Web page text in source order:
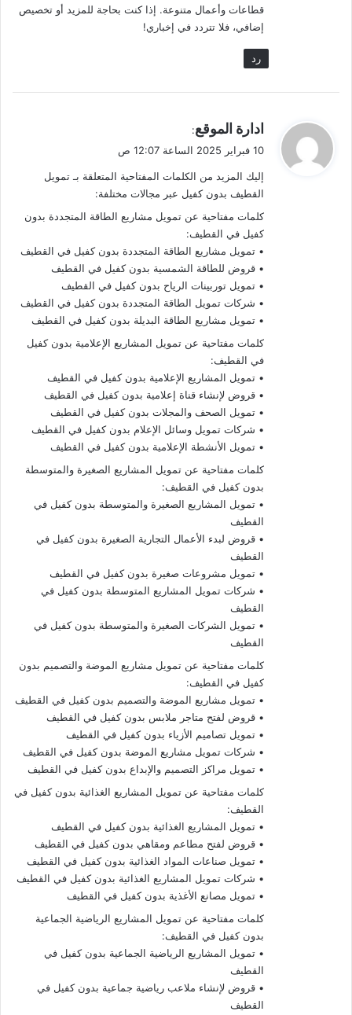
قطاعات وأعمال متنوعة. إذا كنت بحاجة للمزيد أو تخصيص
إضافي، فلا تتردد في إخباري!
رد
ي
ق
ل
ادارة الموقع:
10 فبراير 2025 الساعة 12:07 ص
إليك المزيد من الكلمات المفتاحية المتعلقة بـ تمويل
القطيف بدون كفيل عبر مجالات مختلفة:
كلمات مفتاحية عن تمويل مشاريع الطاقة المتجددة بدون
كفيل في القطيف:
• تمويل مشاريع الطاقة المتجددة بدون كفيل في القطيف
• قروض للطاقة الشمسية بدون كفيل في القطيف
• تمويل توربينات الرياح بدون كفيل في القطيف
• شركات تمويل الطاقة المتجددة بدون كفيل في القطيف
• تمويل مشاريع الطاقة البديلة بدون كفيل في القطيف
كلمات مفتاحية عن تمويل المشاريع الإعلامية بدون كفيل
في القطيف:
• تمويل المشاريع الإعلامية بدون كفيل في القطيف
• قروض لإنشاء قناة إعلامية بدون كفيل في القطيف
• تمويل الصحف والمجلات بدون كفيل في القطيف
• شركات تمويل وسائل الإعلام بدون كفيل في القطيف
• تمويل الأنشطة الإعلامية بدون كفيل في القطيف
كلمات مفتاحية عن تمويل المشاريع الصغيرة والمتوسطة
بدون كفيل في القطيف:
• تمويل المشاريع الصغيرة والمتوسطة بدون كفيل في
القطيف
• قروض لبدء الأعمال التجارية الصغيرة بدون كفيل في
القطيف
• تمويل مشروعات صغيرة بدون كفيل في القطيف
• شركات تمويل المشاريع المتوسطة بدون كفيل في
القطيف
• تمويل الشركات الصغيرة والمتوسطة بدون كفيل في
القطيف
كلمات مفتاحية عن تمويل مشاريع الموضة والتصميم بدون
كفيل في القطيف:
• تمويل مشاريع الموضة والتصميم بدون كفيل في القطيف
• قروض لفتح متاجر ملابس بدون كفيل في القطيف
• تمويل تصاميم الأزياء بدون كفيل في القطيف
• شركات تمويل مشاريع الموضة بدون كفيل في القطيف
• تمويل مراكز التصميم والإبداع بدون كفيل في القطيف
كلمات مفتاحية عن تمويل المشاريع الغذائية بدون كفيل في
القطيف:
• تمويل المشاريع الغذائية بدون كفيل في القطيف
• قروض لفتح مطاعم ومقاهي بدون كفيل في القطيف
• تمويل صناعات المواد الغذائية بدون كفيل في القطيف
• شركات تمويل المشاريع الغذائية بدون كفيل في القطيف
• تمويل مصانع الأغذية بدون كفيل في القطيف
كلمات مفتاحية عن تمويل المشاريع الرياضية الجماعية
بدون كفيل في القطيف:
• تمويل المشاريع الرياضية الجماعية بدون كفيل في
القطيف
• قروض لإنشاء ملاعب رياضية جماعية بدون كفيل في
القطيف